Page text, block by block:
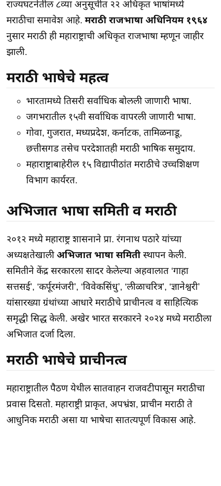
राज्यघटनेतील ८व्या अनुसूचीत २२ अधिकृत भाषांमध्ये
मराठीचा समावेश आहे.मराठी राजभाषा अधिनियम १९६४
नुसार मराठी ही महाराष्ट्राची अधिकृत राजभाषा म्हणून जाहीर
झाली.
मराठी भाषेचे महत्व
भारतामध्ये तिसरी सर्वाधिक बोलली जाणारी भाषा.
जगभरातील १५वी सर्वाधिक वापरली जाणारी भाषा.
गोवा, गुजरात, मध्यप्रदेश, कर्नाटक, तामिळनाडू,
छत्तीसगड तसेच परदेशातही मराठी भाषिक समुदाय.
महाराष्ट्राबाहेरील १५ विद्यापीठांत मराठीचे उच्चशिक्षण
विभाग कार्यरत.
अभिजात भाषा समिती व मराठी
२०१२ मध्ये महाराष्ट्र शासनाने प्रा. रंगनाथ पठारे यांच्या
अध्यक्षतेखालीअभिजात भाषा समिती स्थापन केली.
समितीने केंद्र सरकारला सादर केलेल्या अहवालात ‘गाहा
सत्तसई’, ‘कर्पूरमंजरी’, ‘विवेकसिंधु’, ‘लीळाचरित्र’, ‘ज्ञानेश्वरी’
यांसारख्या ग्रंथांच्या आधारे मराठीचे प्राचीनत्व व साहित्यिक
समृद्धी सिद्ध केली. अखेर भारत सरकारने २०२४ मध्ये मराठीला
अभिजात दर्जा दिला.
मराठी भाषेचे प्राचीनत्व
महाराष्ट्रातील पैठण येथील सातवाहन राजवटीपासून मराठीचा
प्रवास दिसतो. महाराष्ट्री प्राकृत, अपभ्रंश, प्राचीन मराठी ते
आधुनिक मराठी असा या भाषेचा सातत्यपूर्ण विकास आहे.